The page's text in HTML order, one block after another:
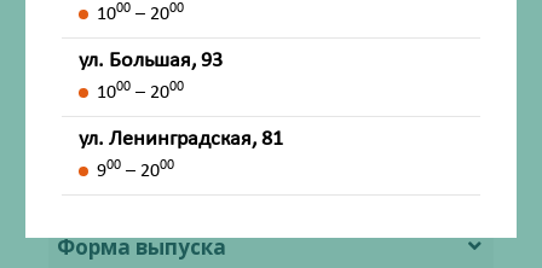
Побочное действие
Передозировка
Лекарственное взаимодействие
Особые указания
Форма выпуска
1000 – 2000
ул. Большая, 93
1000 – 2000
ул. Ленинградская, 81
900 – 2000